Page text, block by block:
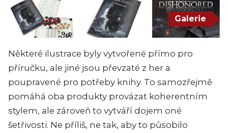
Galerie
Některé ilustrace byly vytvořené přímo pro
příručku, ale jiné jsou převzaté z her a
poupravené pro potřeby knihy. To samozřejmě
pomáhá oba produkty provázat koherentním
stylem, ale zároveň to vytváří dojem oné
šetřivosti. Ne příliš, ne tak, aby to působilo